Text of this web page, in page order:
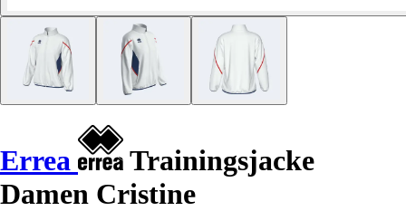
Errea
Trainingsjacke
Damen Cristine